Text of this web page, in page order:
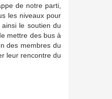
de notre parti,
les niveaux pour
le soutien du
mettre des bus à
des membres du
leur rencontre du